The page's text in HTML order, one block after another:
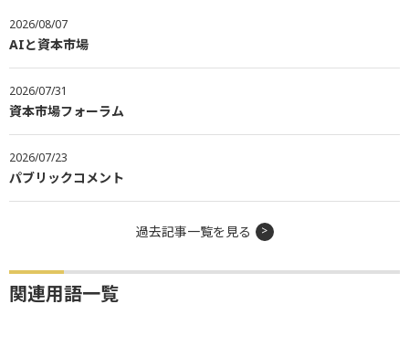
2026/08/07
AIと資本市場
2026/07/31
資本市場フォーラム
2026/07/23
パブリックコメント
過去記事一覧を見る
関連用語一覧